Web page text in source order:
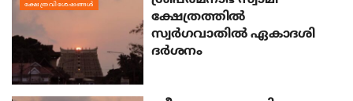
ക്ഷേത്രവിശേഷങ്ങള്‍
ക്ഷേത്രത്തില്‍
സ്വര്‍ഗവാതില്‍ ഏകാദശി
ദര്‍ശനം